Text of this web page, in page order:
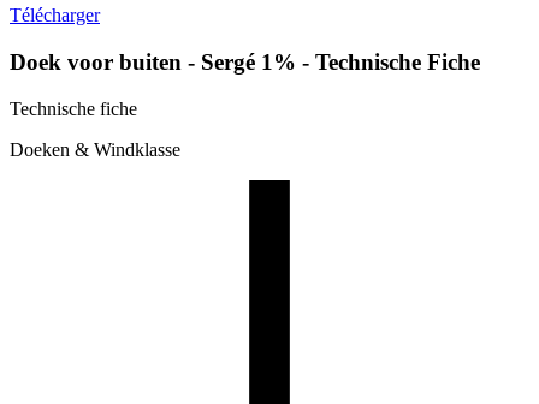
Télécharger
Doek voor buiten - Sergé 1% - Technische Fiche
Technische fiche
Doeken & Windklasse